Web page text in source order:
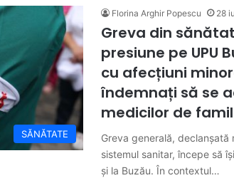
SĂNĂTATE
Florina Arghir Popescu 28
Greva din
presiune pe UPU
cu afecțiuni
îndemnați să se
medicilor de
Greva generală, declanșată
sistemul sanitar, începe să
și la Buzău. În contextul…